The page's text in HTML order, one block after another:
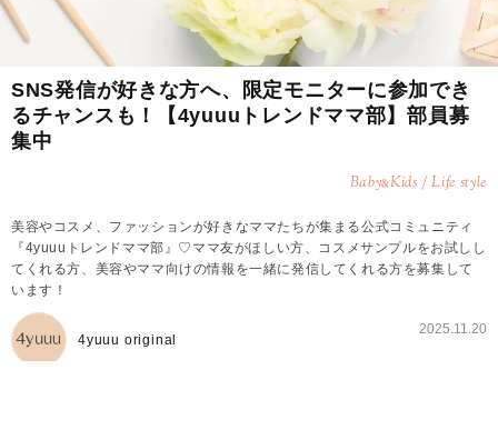
SNS発信が好きな方へ、限定モニターに参加でき
るチャンスも！【4yuuuトレンドママ部】部員募
集中
Baby&Kids / Life style
美容やコスメ、ファッションが好きなママたちが集まる公式コミュニティ
『4yuuuトレンドママ部』♡ママ友がほしい方、コスメサンプルをお試しし
てくれる方、美容やママ向けの情報を一緒に発信してくれる方を募集して
います！
4yuuu original
2025.11.20